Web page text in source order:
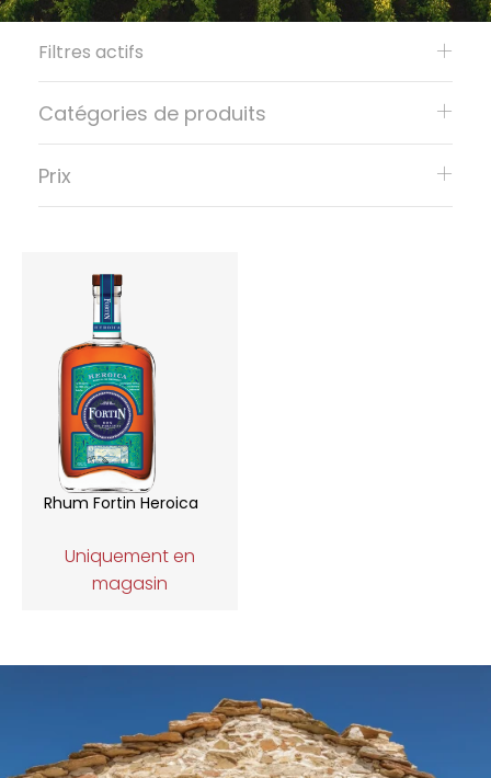
Rhum Fortin Heroica
Uniquement en
magasin
Filtres actifs
Catégories de produits
Prix